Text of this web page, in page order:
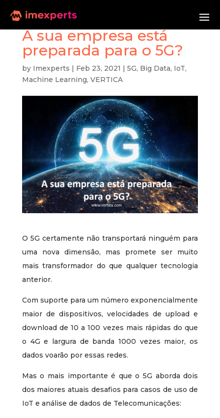
A sua empresa está
preparada para o 5G?
by Imexperts | Feb 23, 2021 | 5G, Big Data, IoT,
Machine Learning, VERTICA
O 5G certamente não transportará ninguém para
uma nova dimensão, mas promete ser muito
mais transformador do que qualquer tecnologia
anterior.
Com suporte para um número exponencialmente
maior de dispositivos, velocidades de upload e
download de 10 a 100 vezes mais rápidas do que
o 4G e largura de banda 1000 vezes maior, os
dados voarão por essas redes.
Mas o mais importante é que o 5G aborda dois
dos maiores atuais desafios para casos de uso de
IoT e análise de dados de Telecomunicações: